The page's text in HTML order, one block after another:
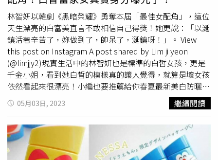
種，再加上擁有最多14%回饋外加9%，上一檔沒買到的精
打細算消費者，這次年中慶千萬不能再錯過。SOGO忠孝館
8F的家電3C區也在年中慶之際迎來全新Reopen，其中3C區
改裝後，品牌APPLE帶來嶄新櫃位，6/22開幕。（圖／品牌
提供）SOGO忠孝館8FSAMSUNG嶄新櫃位6/22 REOPEN開
幕。（圖／品牌提供）而且這次8樓家店重新reopen，歐洲
家電三霸主ASKO、Miele、BOSCH三大品牌更集中，櫃位
坪數擴大1倍，打造時尚又高效的廚房空間，讓你逛街成為
享受。另外不手軟，同步獻上特別回饋，8F/9F當日累積滿
30000元以上達指定門檻可再獲得1000元-3500元電子商品
券一份。(左)SOGO忠孝館8F家電3C區，歐電區改裝後，品
牌ASKO帶來嶄新櫃位。(右)歐電品牌Miele嶄新櫃位登場！
（圖／品牌提供）而特別針對新人成家必備的家電家用品，
林智妍以韓劇《黑暗榮耀》勇奪本屆「最佳女配角」，這位
天生漂亮的白富美直言不敢相信自己得獎！她更說：「以涎
鎮活著辛苦了，妳做到了，帥呆了，涎鎮呀！」。 View
this post on Instagram A post shared by Lim ji yeon
(@limjjy2)現實生活中的林智妍也是標準的白皙女孩，更是
千金小姐，看到她白皙的模樣真的讓人覺得，就算是壞女孩
依然看起來很漂亮！小編也要推薦給你春夏最新美白防曬品
項，讓你能跟智妍一樣，白裡透紅，一路嫩白下去！
Kanebo台灣鐘紡推出全新「ALLIE持采濾鏡調色UV防曬
乳」系列，結合防曬及潤色一瓶搞定的精神，加上能修飾毛
孔和肌膚問題，讓你擁有宛如自帶美肌濾鏡的輕底妝，
「ALLIE 持采濾鏡調色UV防曬乳」有SPF50+PA++++，及防
水、強力抗汗、防衣物、口罩等抗摩擦機能、抗皮脂出油，
05月03日, 2023 繼續閱讀